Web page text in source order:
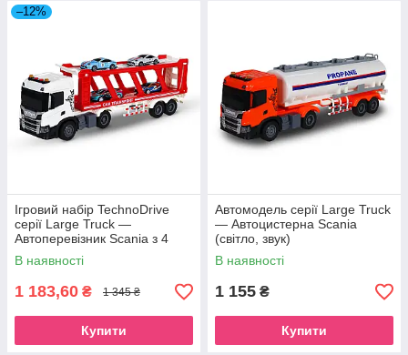
–12%
Ігровий набір TechnoDrive
серії Large Truck —
Автоперевізник Scania з 4
машинками (світло, звук)
(6414KS)
В наявності
1 183,60 ₴ 1 345 ₴
Купити
Автомодель серії Large Truck
— Автоцистерна Scania
(світло, звук)
В наявності
1 155 ₴
Купити